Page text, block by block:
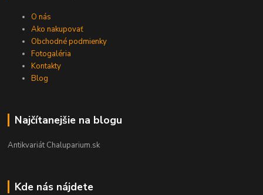
O nás
Ako nakupovať
Obchodné podmienky
Fotogaléria
Kontakty
Blog
Najčítanejšie na blogu
Antikvariát Chaluparium.sk
Kde nás nájdete